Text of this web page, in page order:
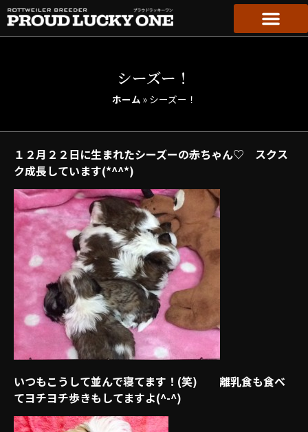
シーズー！
ホーム » シーズー！
１２月２２日に生まれたシーズーの赤ちゃん♡ スクス
ク成長しています(*^^*)
いつもこうして並んで寝てます！(笑) 離乳食も食べ
てヨチヨチ歩きもしてますよ(^-^)